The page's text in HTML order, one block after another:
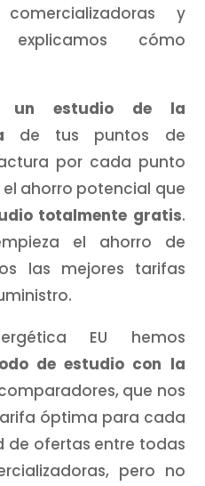
y
explicamos cómo
un estudio de la
de tus puntos de
por cada punto
ahorro potencial que
totalmente gratis.
el ahorro de
las mejores tarifas
EU hemos
de estudio con la
que nos
óptima para cada
de ofertas entre todas
pero no